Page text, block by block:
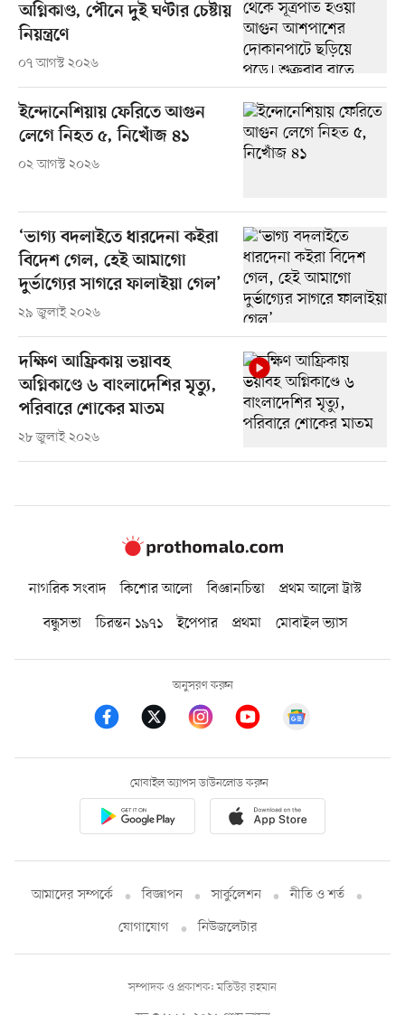
অগ্নিকাণ্ড, পৌনে দুই ঘণ্টার চেষ্টায়
নিয়ন্ত্রণে
০৭ আগস্ট ২০২৬
ইন্দোনেশিয়ায় ফেরিতে আগুন
লেগে নিহত ৫, নিখোঁজ ৪১
০২ আগস্ট ২০২৬
‘ভাগ্য বদলাইতে ধারদেনা কইরা
বিদেশ গেল, হেই আমাগো
দুর্ভাগ্যের সাগরে ফালাইয়া গেল’
২৯ জুলাই ২০২৬
দক্ষিণ আফ্রিকায় ভয়াবহ
অগ্নিকাণ্ডে ৬ বাংলাদেশির মৃত্যু,
পরিবারে শোকের মাতম
২৮ জুলাই ২০২৬
নাগরিক সংবাদ কিশোর আলো বিজ্ঞানচিন্তা
প্রথম আলো ট্রাস্ট
বন্ধুসভা
চিরন্তন ১৯৭১ ইপেপার প্রথমা মোবাইল ভ্যাস
অনুসরণ করুন
মোবাইল অ্যাপস ডাউনলোড করুন
আমাদের সম্পর্কে বিজ্ঞাপন সার্কুলেশন
নীতি ও শর্ত
যোগাযোগ
নিউজলেটার
সম্পাদক ও প্রকাশক: মতিউর রহমান